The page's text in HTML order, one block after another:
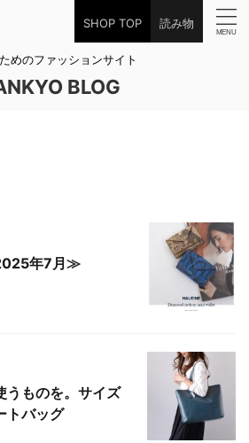
SHOP TOP 読み物
めのファッションサイト
BLOG
年7月≫
うものを。サイズ
トバッグ